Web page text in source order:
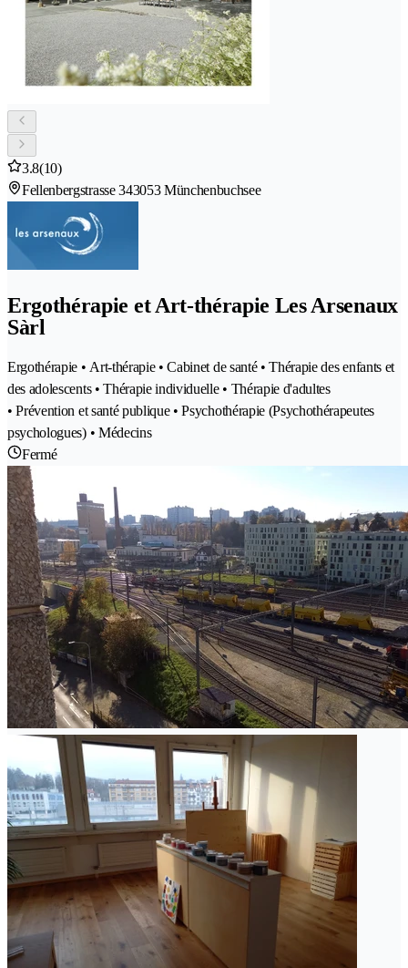
3.8(10)
Fellenbergstrasse 343053 Münchenbuchsee
Ergothérapie et Art-thérapie Les Arsenaux
Sàrl
Ergothérapie • Art-thérapie • Cabinet de santé • Thérapie des enfants et
des adolescents • Thérapie individuelle • Thérapie d'adultes
• Prévention et santé publique • Psychothérapie (Psychothérapeutes
psychologues) • Médecins
Fermé